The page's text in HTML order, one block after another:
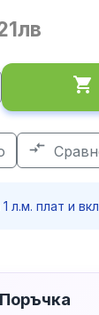
shopping_cart
compare_arrows
1 л.м. плат и